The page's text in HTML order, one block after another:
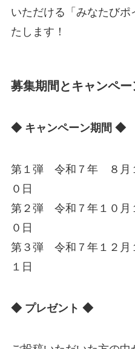
いただける「みなたび
たします！
募集期間とキャンペ
◆ キャンペーン期間 ◆
第１弾 令和７年 ８月
０日
第２弾 令和７年１０月
０日
第３弾 令和７年１２月
１日
◆ プレゼント ◆